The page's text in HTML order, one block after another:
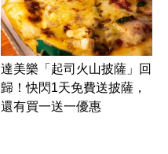
達美樂「起司火山披薩」回
歸！快閃1天免費送披薩，
還有買一送一優惠